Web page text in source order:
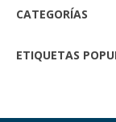
CATEGORÍAS
ETIQUETAS